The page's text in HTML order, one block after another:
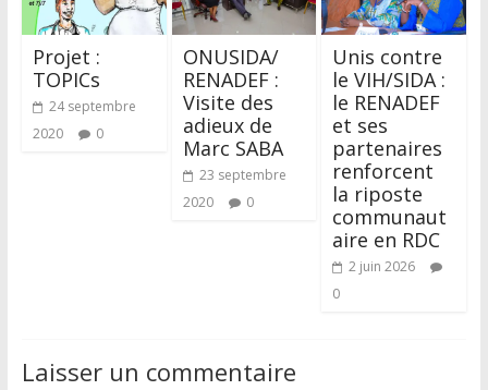
Projet :
TOPICs
24 septembre
2020
0
ONUSIDA/
RENADEF :
Visite des
adieux de
Marc SABA
23 septembre
2020
0
Unis contre
le VIH/SIDA :
le RENADEF
et ses
partenaires
renforcent
la riposte
communaut
aire en RDC
2 juin 2026
0
Laisser un commentaire